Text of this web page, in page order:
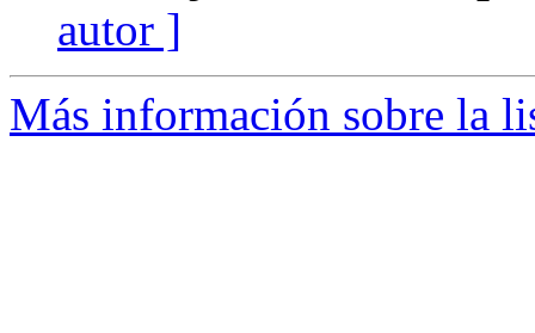
autor ]
Más información sobre la